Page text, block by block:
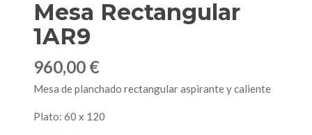
Mesa Rectangular
1AR9
960,00 €
Mesa de planchado rectangular aspirante y caliente
Plato: 60 x 120